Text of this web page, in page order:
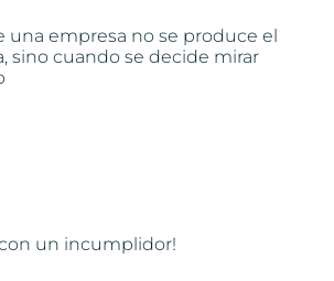
una empresa no se produce el
sino cuando se decide mirar
un incumplidor!